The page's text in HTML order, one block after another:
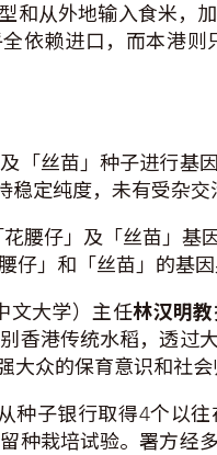
和从外地输入食米，
依赖进口，而本港则
「丝苗」种子进行基
定纯度，未有受杂交
仔」及「丝苗」基
」和「丝苗」的基因
文大学）主任林汉明
香港传统水稻，透过
众的保育意识和社会
种子银行取得4个以
种栽培试验。署方经